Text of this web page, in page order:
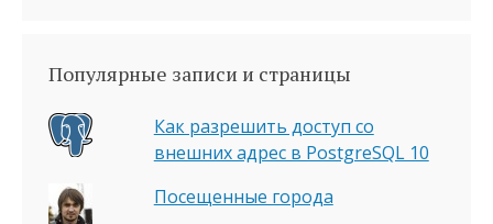
Популярные записи и страницы
Как разрешить доступ со
внешних адрес в PostgreSQL 10
Посещенные города